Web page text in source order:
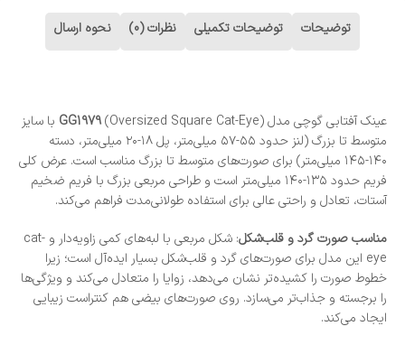
توضیحات توضیحات تکمیلی نظرات (0) نحوه ارسال
عینک آفتابی گوچی مدل GG1979 (Oversized Square Cat-Eye) با سایز
متوسط تا بزرگ (لنز حدود ۵۵-۵۷ میلی‌متر، پل ۱۸-۲۰ میلی‌متر، دسته
۱۴۰-۱۴۵ میلی‌متر) برای صورت‌های متوسط تا بزرگ مناسب است. عرض کلی
فریم حدود ۱۳۵-۱۴۰ میلی‌متر است و طراحی مربعی بزرگ با فریم ضخیم
آستات، تعادل و راحتی عالی برای استفاده طولانی‌مدت فراهم می‌کند.
مناسب صورت گرد و قلب‌شکل
: شکل مربعی با لبه‌های کمی زاویه‌دار و cat-
eye این مدل برای صورت‌های گرد و قلب‌شکل بسیار ایده‌آل است؛ زیرا
خطوط صورت را کشیده‌تر نشان می‌دهد، زوایا را متعادل می‌کند و ویژگی‌ها
را برجسته و جذاب‌تر می‌سازد. روی صورت‌های بیضی هم کنتراست زیبایی
ایجاد می‌کند.